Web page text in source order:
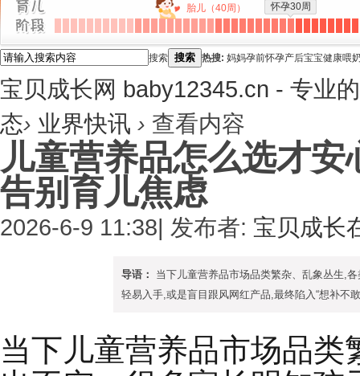
胎儿（40周） 怀孕30周
搜索 搜索 热搜: 妈妈孕前怀孕产后宝宝健康喂
宝贝成长网 baby12345.cn - 专业
态› 业界快讯 › 查看内容
儿童营养品怎么选才
告别育儿焦虑
2026-6-9 11:38| 发布者: 宝贝成长
导语：
当下儿童营养品市场品类繁杂、乱象丛生,
轻易入手,或是盲目跟风网红产品,最终陷入“想补不
当下儿童营养品市场品